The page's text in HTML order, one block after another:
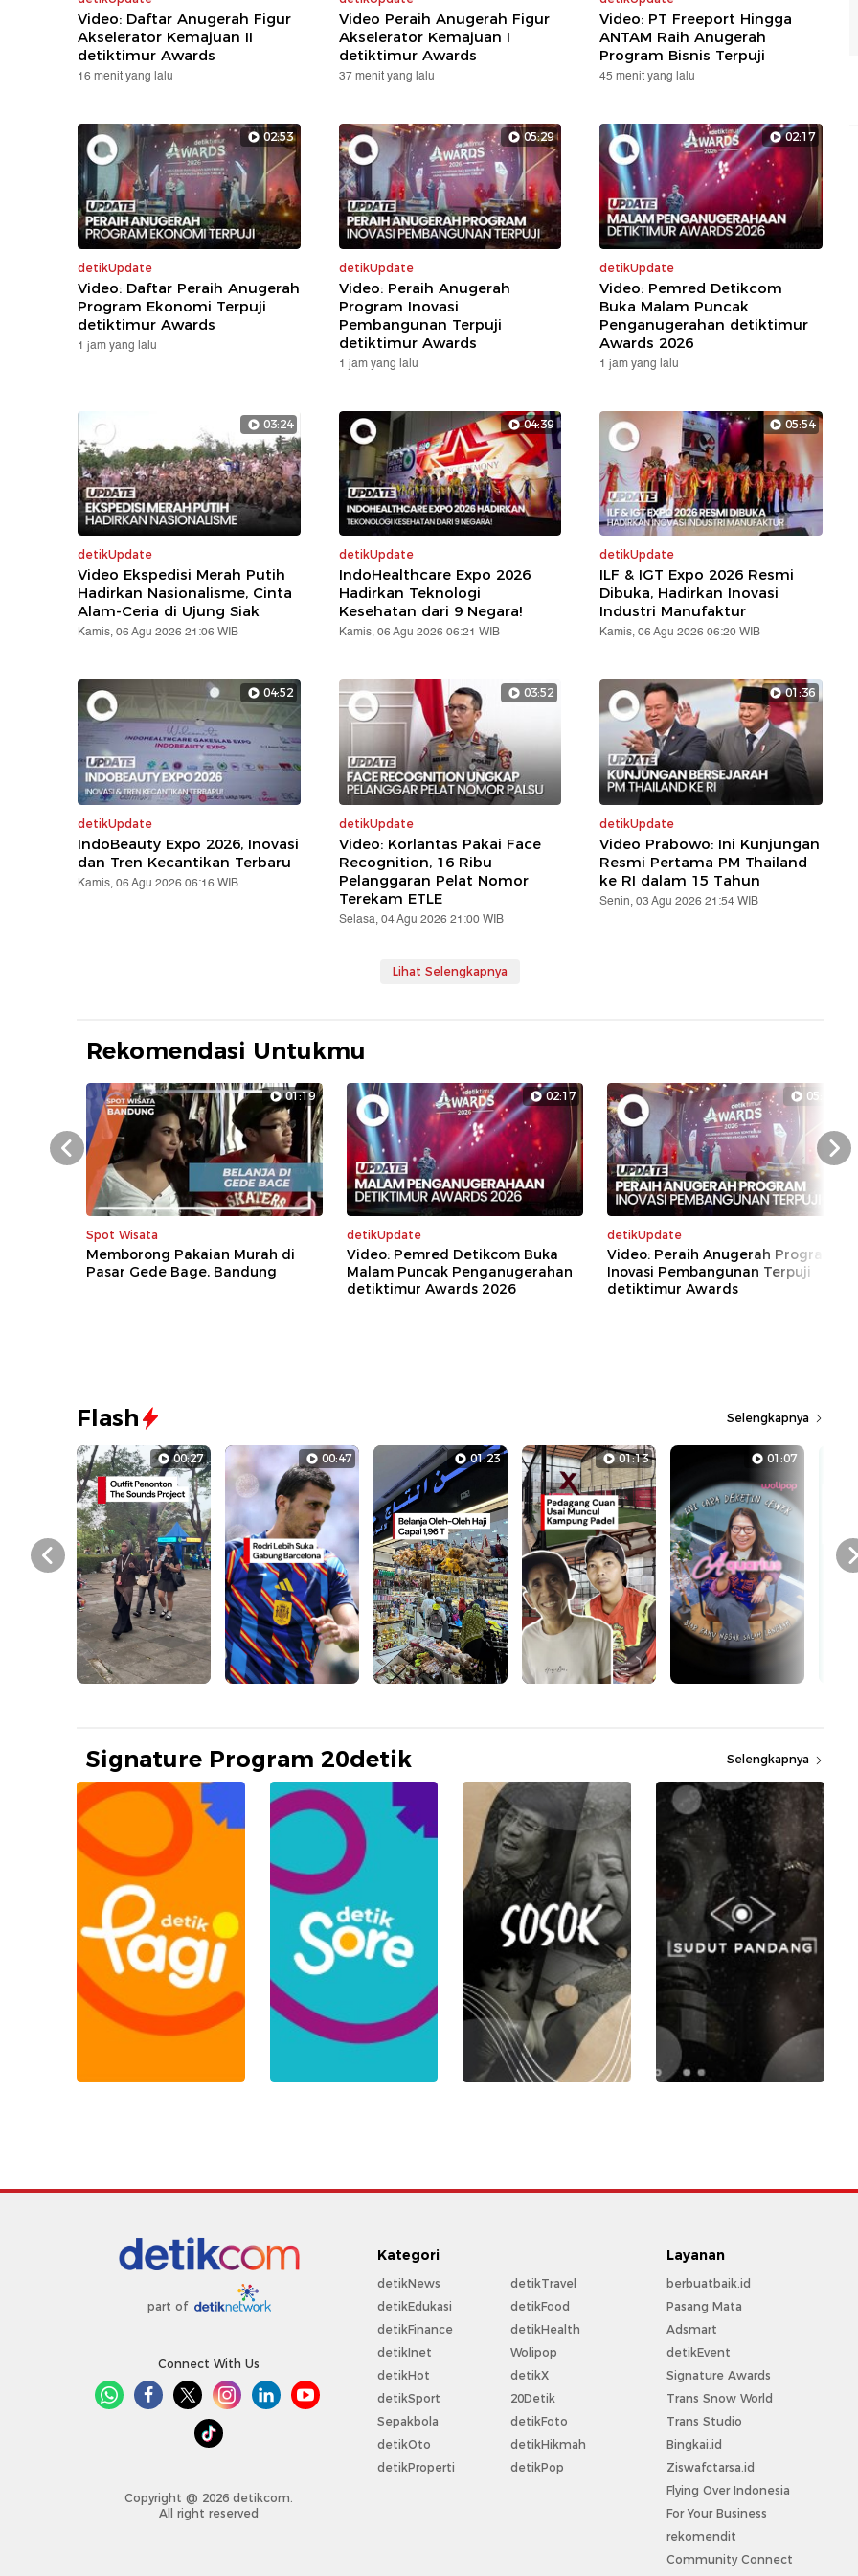
Video: Daftar Anugerah Figur
Akselerator Kemajuan II
detiktimur Awards
16 menit yang lalu
Video Peraih Anugerah Figur
Akselerator Kemajuan I
detiktimur Awards
37 menit yang lalu
Video: PT Freeport Hingga
ANTAM Raih Anugerah
Program Bisnis Terpuji
45 menit yang lalu
02:53
detikUpdate
Video: Daftar Peraih Anugerah
Program Ekonomi Terpuji
detiktimur Awards
1 jam yang lalu
05:29
detikUpdate
Video: Peraih Anugerah
Program Inovasi
Pembangunan Terpuji
detiktimur Awards
1 jam yang lalu
02:17
detikUpdate
Video: Pemred Detikcom
Buka Malam Puncak
Penganugerahan detiktimur
Awards 2026
1 jam yang lalu
03:24
detikUpdate
Video Ekspedisi Merah Putih
Hadirkan Nasionalisme, Cinta
Alam-Ceria di Ujung Siak
Kamis, 06 Agu 2026 21:06 WIB
04:39
detikUpdate
IndoHealthcare Expo 2026
Hadirkan Teknologi
Kesehatan dari 9 Negara!
Kamis, 06 Agu 2026 06:21 WIB
05:54
detikUpdate
ILF & IGT Expo 2026 Resmi
Dibuka, Hadirkan Inovasi
Industri Manufaktur
Kamis, 06 Agu 2026 06:20 WIB
04:52
detikUpdate
IndoBeauty Expo 2026, Inovasi
dan Tren Kecantikan Terbaru
Kamis, 06 Agu 2026 06:16 WIB
03:52
detikUpdate
Video: Korlantas Pakai Face
Recognition, 16 Ribu
Pelanggaran Pelat Nomor
Terekam ETLE
Selasa, 04 Agu 2026 21:00 WIB
01:36
detikUpdate
Video Prabowo: Ini Kunjungan
Resmi Pertama PM Thailand
ke RI dalam 15 Tahun
Senin, 03 Agu 2026 21:54 WIB
Lihat Selengkapnya
Rekomendasi Untukmu
01:19
Spot Wisata
Memborong Pakaian Murah di
Pasar Gede Bage, Bandung
02:17
detikUpdate
Video: Pemred Detikcom Buka
Malam Puncak Penganugerahan
detiktimur Awards 2026
05:29
detikUpdate
Video: Peraih Anugerah Program
Inovasi Pembangunan Terpuji
detiktimur Awards
Prev Next
Flash Selengkapnya
00:27 00:47 01:23 01:13 01:07
Prev
Signature Program 20detik Selengkapnya
part of
Connect With Us
Copyright @ 2026 detikcom.
All right reserved
Kategori
detikNews
detikEdukasi
detikFinance
detikInet
detikHot
detikSport
Sepakbola
detikOto
detikProperti
detikTravel
detikFood
detikHealth
Wolipop
detikX
20Detik
detikFoto
detikHikmah
detikPop
Layanan
berbuatbaik.id
Pasang Mata
Adsmart
detikEvent
Signature Awards
Trans Snow World
Trans Studio
Bingkai.id
Ziswafctarsa.id
Flying Over Indonesia
For Your Business
rekomendit
Community Connect